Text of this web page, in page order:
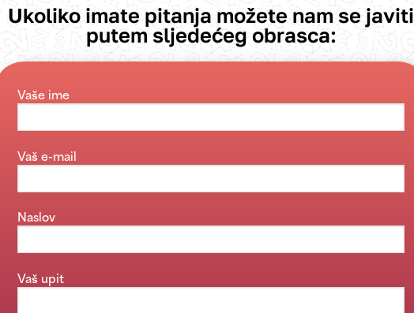
Ukoliko imate pitanja možete nam se javiti
putem sljedećeg obrasca:
Vaše ime
Vaš e-mail
Naslov
Vaš upit